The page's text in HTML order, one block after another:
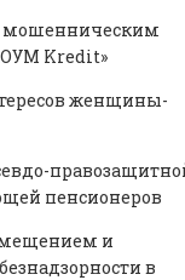
мошенническим
Kredit»
женщины-
пенсионеров
и
в